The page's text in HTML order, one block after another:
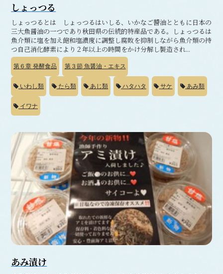
しょっつる
しょっつるとは しょっつるはいしる、いかなご醬油とともに日本の
三大魚醤油の一つであり秋田県の伝統的特産品である。しょっつるは
魚介類に塩を加え飽和塩濃度に調整し腐敗を抑制しながら魚介類の持
つ自己消化酵素により２年以上の時間をかけ分解し製造され...
第６章 発酵食品 第３節魚醤油・エキス
いわし類 たら類 あじ類 ハタハタ サケ あみ類
イワナ
あみ漬け